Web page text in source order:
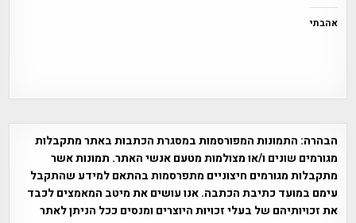
אהבתי
הבהרה: התמונות המפורסמות במסגרת הכתבות באתר מתקבלות
מגורמים שונים ו/או מצולמות מטעם אנשי האתר. תמונות אשר
מתקבלות מגורמים חיצוניים מתפרסמות בהתאם למידע שהתקבל
עימם במועד כתיבת הכתבה. אנו עושים את מיטב המאמצים לכבד
את זכויותיהם של בעלי זכויות היוצרים ומנסים ככל הניתן לאתר